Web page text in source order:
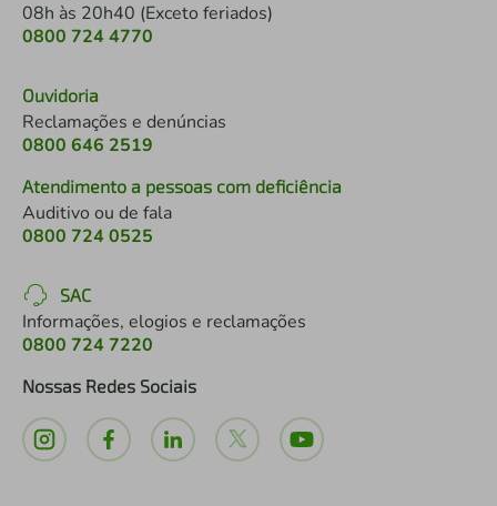
08h às 20h40 (Exceto feriados)
0800 724 4770
Ouvidoria
Reclamações e denúncias
0800 646 2519
Atendimento a pessoas com deficiência
Auditivo ou de fala
0800 724 0525
SAC
Informações, elogios e reclamações
0800 724 7220
Nossas Redes Sociais